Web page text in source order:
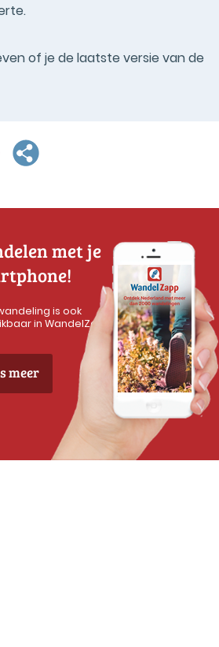
of je de laatste versie van de
met je
is ook
in WandelZapp
meer